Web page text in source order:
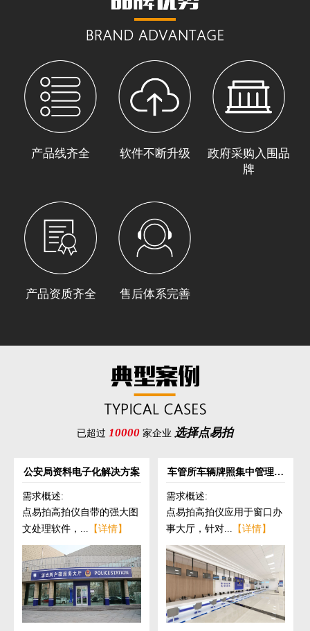
产品线齐全 软件不断升级
政府采购入围品
牌
产品资质齐全 售后体系完善
已超过 10000 家企业 选择点易拍
公安局资料电子化解决方案
需求概述:
点易拍高拍仪自带的强大图
文处理软件，... 【详情】
车管所车辆牌照集中管理解
需求概述:
点易拍高拍仪应用于窗口办
事大厅，针对... 【详情】